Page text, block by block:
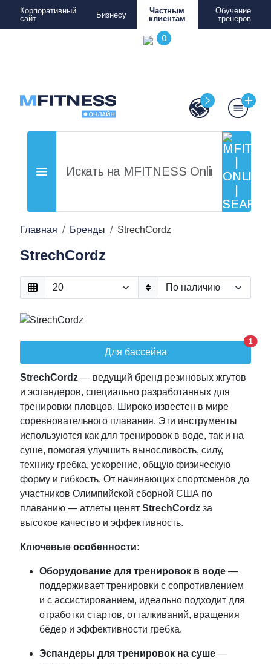
Корпоративный
сайт
Бизнесу
Частным
клиентам
Обучение
тренеров
Главная Бренды StrechCordz
StrechCordz
Для бассейна
1
StrechCordz — ведущий бренд резиновых жгутов
и эспандеров, специально разработанных для
тренировки пловцов. Широко известен в мире
соревновательного плавания. Эти инструменты
используются как для тренировок в воде, так и на
суше, помогая улучшить выносливость, силу,
технику гребка, ускорение, общую физическую
форму и гибкость. От начинающих спортсменов до
участников Олимпийской сборной США по
плаванию — атлеты ценят StrechCordz за
высокое качество и эффективность.
Ключевые особенности:
Оборудование для тренировок в воде —
поддерживает тренировки с сопротивлением
и с ассистированием, идеально подходит для
отработки стартов, отталкиваний, вращения
бёдер и эффективности гребка.
Эспандеры для тренировок на суше —